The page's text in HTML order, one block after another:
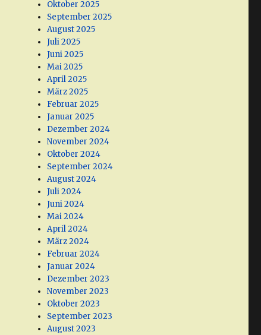
Oktober 2025
September 2025
August 2025
Juli 2025
Juni 2025
Mai 2025
April 2025
März 2025
Februar 2025
Januar 2025
Dezember 2024
November 2024
Oktober 2024
September 2024
August 2024
Juli 2024
Juni 2024
Mai 2024
April 2024
März 2024
Februar 2024
Januar 2024
Dezember 2023
November 2023
Oktober 2023
September 2023
August 2023